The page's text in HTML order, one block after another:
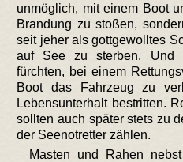
unmöglich, mit einem Boot
Brandung zu stoßen,
seit jeher als gottgewolltes
auf See zu sterben. Und
fürchten, bei einem
Boot das Fahrzeug zu
Lebensunterhalt bestritten.
sollten auch später stets zu
der Seenotretter zählen.
Masten und Rahen